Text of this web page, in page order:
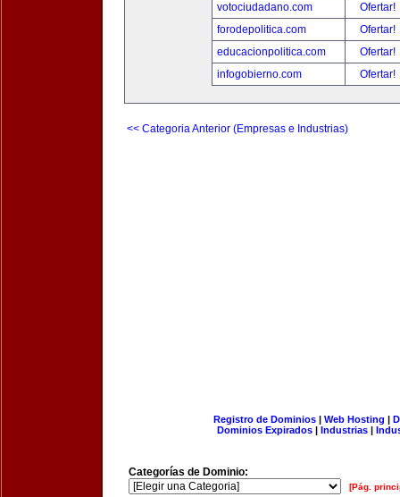
votociudadano.com
Ofertar!
forodepolitica.com
Ofertar!
educacionpolitica.com
Ofertar!
infogobierno.com
Ofertar!
<< Categoria Anterior (Empresas e Industrias)
Registro de Dominios| Web Hosting |
Dominios Expirados | Industrias |
Categorías de Dominio:
[Pág.